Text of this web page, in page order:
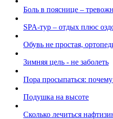
Боль в пояснице –
SPA-тур – отдых плюс
Обувь не простая,
Зимняя цель - не заболеть
Пора просыпаться: почему
Подушка на высоте
Сколько лечиться